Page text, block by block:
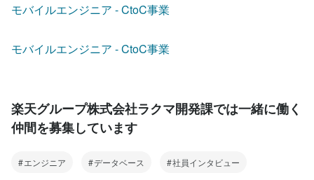
モバイルエンジニア - CtoC事業
モバイルエンジニア - CtoC事業
楽天グループ株式会社ラクマ開発課では一緒に働く
仲間を募集しています
エンジニア データベース 社員インタビュー